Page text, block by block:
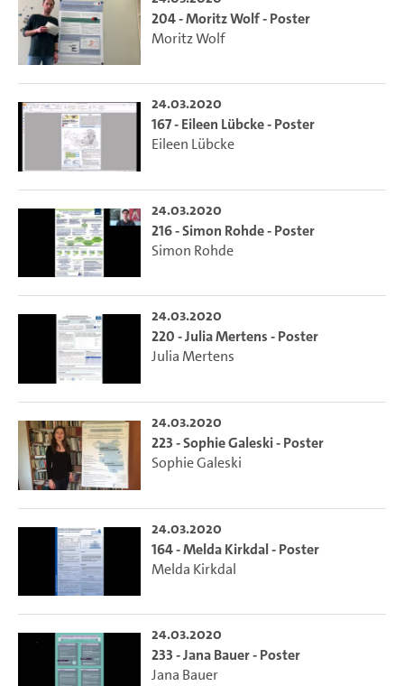
204 - Moritz Wolf - Poster
Moritz Wolf
24.03.2020
167 - Eileen Lübcke - Poster
Eileen Lübcke
24.03.2020
216 - Simon Rohde - Poster
Simon Rohde
24.03.2020
220 - Julia Mertens - Poster
Julia Mertens
24.03.2020
223 - Sophie Galeski - Poster
Sophie Galeski
24.03.2020
164 - Melda Kirkdal - Poster
Melda Kirkdal
24.03.2020
233 - Jana Bauer - Poster
Jana Bauer